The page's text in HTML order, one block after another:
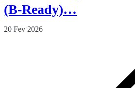
(B-Ready)…
20 Fev 2026